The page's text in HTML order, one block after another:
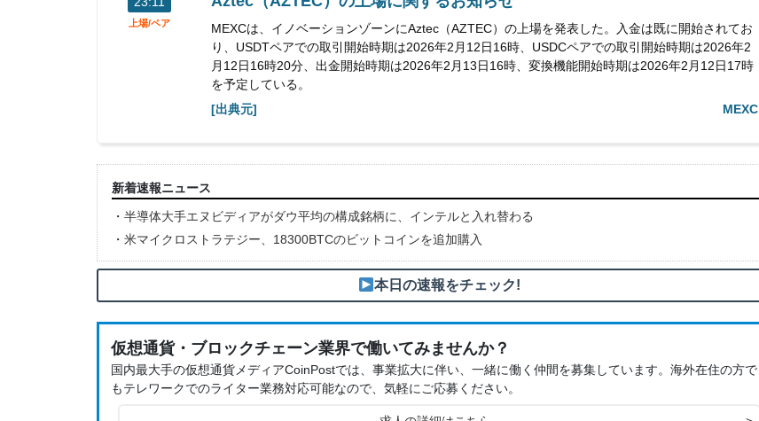
上場/ペア
MEXCは、イノベーションゾーンにAztec（AZTEC）の上場を発表した。入金は既に開始されてお
り、USDTペアでの取引開始時期は2026年2月12日16時、USDCペアでの取引開始時期は2026年2
月12日16時20分、出金開始時期は2026年2月13日16時、変換機能開始時期は2026年2月12日17時
を予定している。
[出典元]
MEXC
新着速報ニュース
・ 半導体大手エヌビディアがダウ平均の構成銘柄に、インテルと入れ替わる
・ 米マイクロストラテジー、18300BTCのビットコインを追加購入
本日の速報をチェック!
仮想通貨・ブロックチェーン業界で働いてみませんか？
国内最大手の仮想通貨メディアCoinPostでは、事業拡大に伴い、一緒に働く仲間を募集しています。海外在住の方で
もテレワークでのライター業務対応可能なので、気軽にご応募ください。